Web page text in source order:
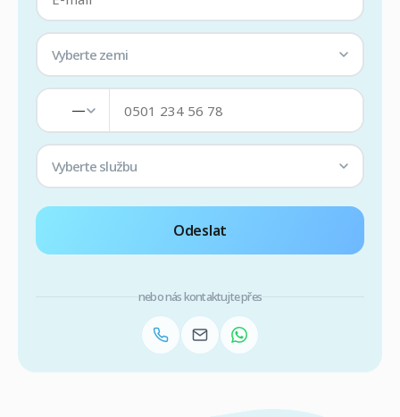
Vyberte zemi
—
Vyberte službu
Odeslat
nebo nás kontaktujte přes